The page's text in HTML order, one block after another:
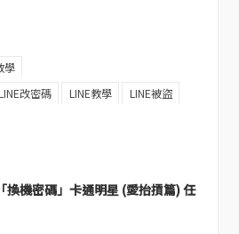
學
改密碼 LINE教學
LINE被盜
換機密碼」卡通明星 (愛抬摃篇) 任